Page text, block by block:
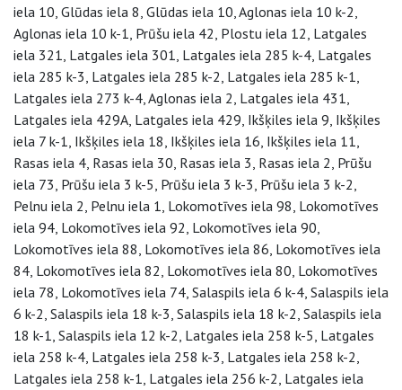
iela 10, Glūdas iela 8, Glūdas iela 10, Aglonas iela 10 k-2,
Aglonas iela 10 k-1, Prūšu iela 42, Plostu iela 12, Latgales
iela 321, Latgales iela 301, Latgales iela 285 k-4, Latgales
iela 285 k-3, Latgales iela 285 k-2, Latgales iela 285 k-1,
Latgales iela 273 k-4, Aglonas iela 2, Latgales iela 431,
Latgales iela 429A, Latgales iela 429, Ikšķiles iela 9, Ikšķiles
iela 7 k-1, Ikšķiles iela 18, Ikšķiles iela 16, Ikšķiles iela 11,
Rasas iela 4, Rasas iela 30, Rasas iela 3, Rasas iela 2, Prūšu
iela 73, Prūšu iela 3 k-5, Prūšu iela 3 k-3, Prūšu iela 3 k-2,
Pelnu iela 2, Pelnu iela 1, Lokomotīves iela 98, Lokomotīves
iela 94, Lokomotīves iela 92, Lokomotīves iela 90,
Lokomotīves iela 88, Lokomotīves iela 86, Lokomotīves iela
84, Lokomotīves iela 82, Lokomotīves iela 80, Lokomotīves
iela 78, Lokomotīves iela 74, Salaspils iela 6 k-4, Salaspils iela
6 k-2, Salaspils iela 18 k-3, Salaspils iela 18 k-2, Salaspils iela
18 k-1, Salaspils iela 12 k-2, Latgales iela 258 k-5, Latgales
iela 258 k-4, Latgales iela 258 k-3, Latgales iela 258 k-2,
Latgales iela 258 k-1, Latgales iela 256 k-2, Latgales iela